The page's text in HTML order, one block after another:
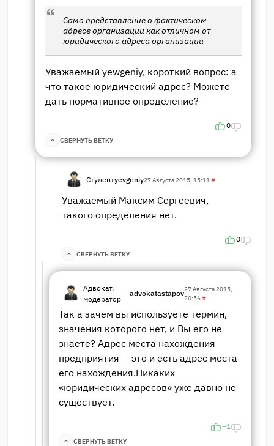
Само представление о фактическом
адресе организации как отличном от
юридического адреса организации
Уважаемый yewgeniy, короткий вопрос: а
что такое юридический адрес? Можете
дать нормативное определение?
0
СВЕРНУТЬ ВЕТКУ
Студентyevgeniy27 Августа 2015, 15:11#
Уважаемый Максим Сергеевич,
такого определения нет.
0
СВЕРНУТЬ ВЕТКУ
Адвокат,
модератор
advokatastapov27 Августа 2015,
20:56#
Так а зачем вы используете термин,
значения которого нет, и Вы его не
знаете? Адрес места нахождения
предприятия — это и есть адрес места
его нахождения.Никаких
«юридических адресов» уже давно не
существует.
+1
СВЕРНУТЬ ВЕТКУ